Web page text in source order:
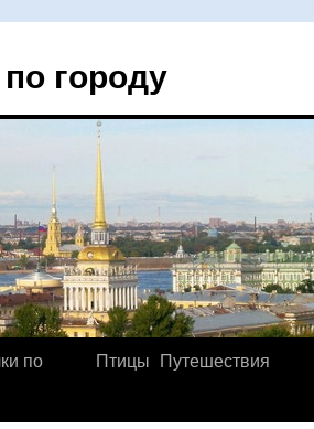
городу
по
Птицы Путешествия